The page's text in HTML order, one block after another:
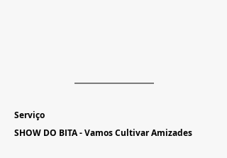
Serviço
SHOW DO BITA - Vamos Cultivar Amizades